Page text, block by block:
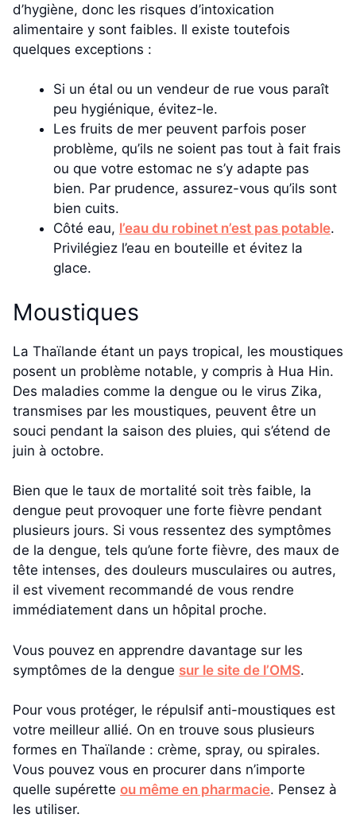
d’hygiène, donc les risques d’intoxication
alimentaire y sont faibles. Il existe toutefois
quelques exceptions :
Si un étal ou un vendeur de rue vous paraît
peu hygiénique, évitez-le.
Les fruits de mer peuvent parfois poser
problème, qu’ils ne soient pas tout à fait frais
ou que votre estomac ne s’y adapte pas
bien. Par prudence, assurez-vous qu’ils sont
bien cuits.
Côté eau, l’eau du robinet n’est pas potable.
Privilégiez l’eau en bouteille et évitez la
glace.
Moustiques
La Thaïlande étant un pays tropical, les moustiques
posent un problème notable, y compris à Hua Hin.
Des maladies comme la dengue ou le virus Zika,
transmises par les moustiques, peuvent être un
souci pendant la saison des pluies, qui s’étend de
juin à octobre.
Bien que le taux de mortalité soit très faible, la
dengue peut provoquer une forte fièvre pendant
plusieurs jours. Si vous ressentez des symptômes
de la dengue, tels qu’une forte fièvre, des maux de
tête intenses, des douleurs musculaires ou autres,
il est vivement recommandé de vous rendre
immédiatement dans un hôpital proche.
Vous pouvez en apprendre davantage sur les
symptômes de la dengue sur le site de l’OMS.
Pour vous protéger, le répulsif anti-moustiques est
votre meilleur allié. On en trouve sous plusieurs
formes en Thaïlande : crème, spray, ou spirales.
Vous pouvez vous en procurer dans n’importe
quelle supérette ou même en pharmacie. Pensez à
les utiliser.